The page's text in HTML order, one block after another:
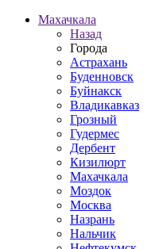
Махачкала
Назад
Города
Астрахань
Буденновск
Буйнакск
Владикавказ
Грозный
Гудермес
Дербент
Кизилюрт
Махачкала
Моздок
Москва
Назрань
Нальчик